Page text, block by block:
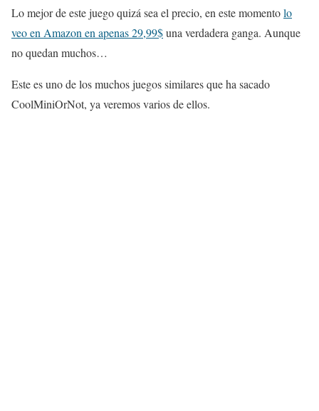
Lo mejor de este juego quizá sea el precio, en este momentolo
veo en Amazon en apenas 29,99$una verdadera ganga. Aunque
no quedan muchos…
Este es uno de los muchos juegos similares que ha sacado
CoolMiniOrNot, ya veremos varios de ellos.